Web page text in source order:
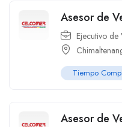
Asesor de
Ejecutivo
Tiempo
Asesor de